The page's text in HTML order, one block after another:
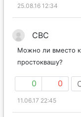
25.08.16 12:34
СВС
Можно ли вместо
простоквашу?
0 0
11.06.17 22:45